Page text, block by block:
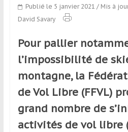
aux
voyageurs
ou
réguliers,
pratiquants,
passionnés
ou
simples
spectateurs
Publié le 5 janvier 2021 / Mis à
David Savary
Pour pallier
l’impossibilité de
montagne, la
de Vol Libre (FFVL)
grand nombre de
activités de vol libre